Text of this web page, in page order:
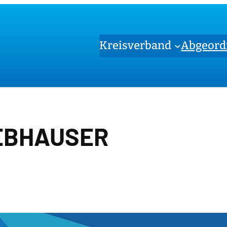
Kreisverband